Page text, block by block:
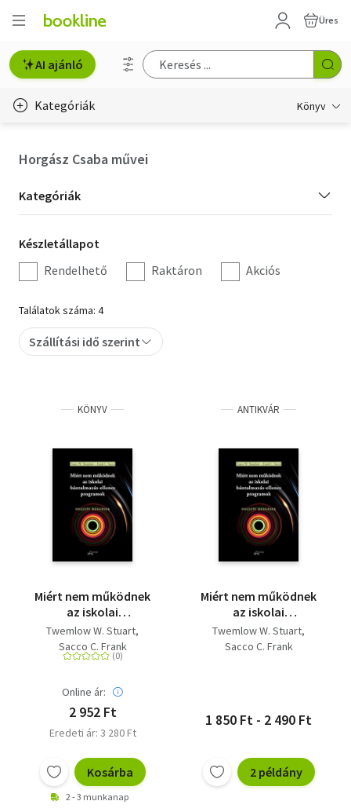
Üres
AI ajánló
Kategóriák Könyv
Hobbi, szabadidő
Irodalom
Művészet
Szakkönyv
Tankönyv, segédkönyv
Társadalomtudomány
Természettudomány
Történelem
Horgász Csaba művei
Kategória
szűrés
Kategóriák
Készletállapot
szűrés
Készletállapot
Rendelhető
Raktáron Akciós
Találatok száma: 4
Szállítási idő szerint
KÖNYV
Miért nem működnek
az iskolai
bántalmazás-ellenes
programok - Pozitív
rezgések
Twemlow W. Stuart
Sacco C. Frank
Online ár:
2 952 Ft
Eredeti ár: 3 280 Ft
Kosárba
2 - 3 munkanap
ANTIKVÁR
Miért nem működnek
az iskolai
bántalmazás-ellenes
programok
Twemlow W. Stuart
Sacco C. Frank
1 850 Ft - 2 490 Ft
2 példány